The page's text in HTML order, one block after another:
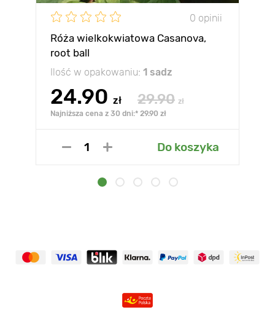
0 opinii
Róża wielkokwiatowa Casanova,
root ball
Ilość w opakowaniu: 1 sadz
24.90 zł 29.90 zł
Najniższa cena z 30 dni:* 29.90 zł
Do koszyka